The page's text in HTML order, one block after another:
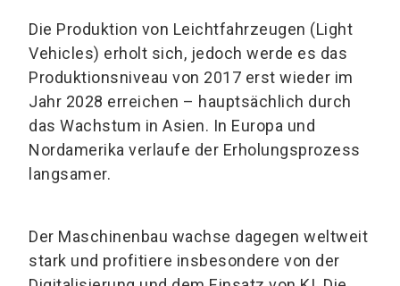
Die Produktion von Leichtfahrzeugen (Light
Vehicles) erholt sich, jedoch werde es das
Produktionsniveau von 2017 erst wieder im
Jahr 2028 erreichen – hauptsächlich durch
das Wachstum in Asien. In Europa und
Nordamerika verlaufe der Erholungsprozess
langsamer.
Der Maschinenbau wachse dagegen weltweit
stark und profitiere insbesondere von der